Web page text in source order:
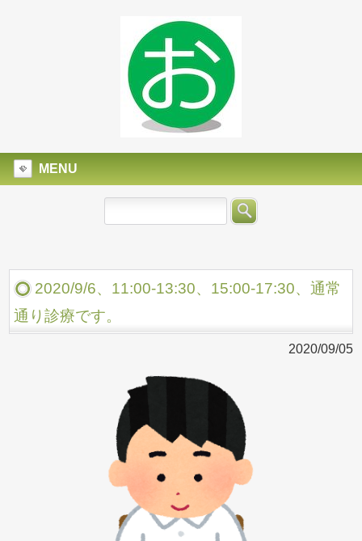
MENU
2020/9/6、11:00-13:30、15:00-17:30、通常
通り診療です。
2020/09/05